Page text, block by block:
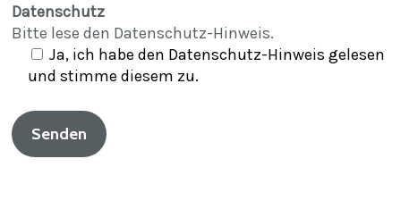
Datenschutz
Bitte lese den Datenschutz-Hinweis.
Ja, ich habe den Datenschutz-Hinweis gelesen
und stimme diesem zu.